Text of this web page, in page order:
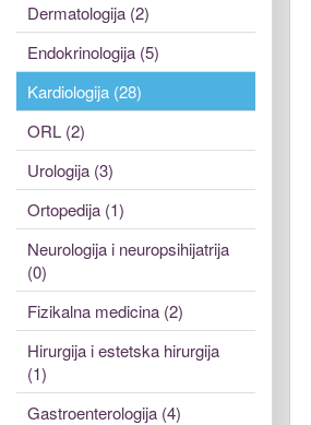
Dermatologija (2)
Endokrinologija (5)
Kardiologija (28)
ORL (2)
Urologija (3)
Ortopedija (1)
Neurologija i neuropsihijatrija
(0)
Fizikalna medicina (2)
Hirurgija i estetska hirurgija
(1)
Gastroenterologija (4)